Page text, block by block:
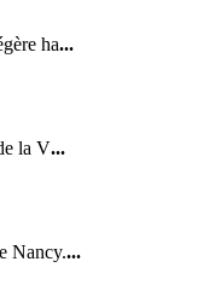
ha...
la V...
Nancy....